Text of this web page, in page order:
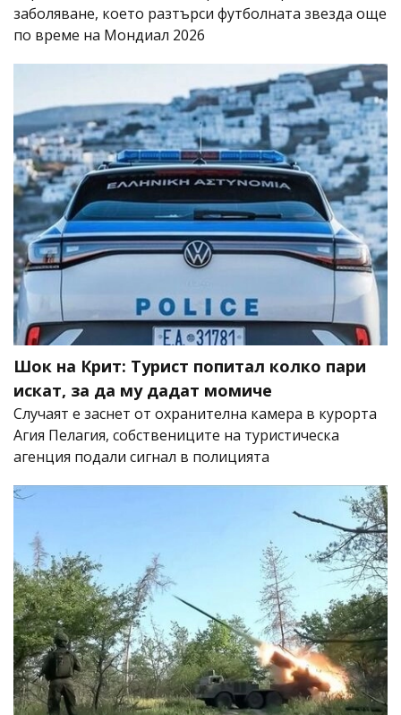
заболяване, което разтърси футболната звезда още
по време на Мондиал 2026
Шок на Крит: Турист попитал колко пари
искат, за да му дадат момиче
Случаят е заснет от охранителна камера в курорта
Агия Пелагия, собствениците на туристическа
агенция подали сигнал в полицията